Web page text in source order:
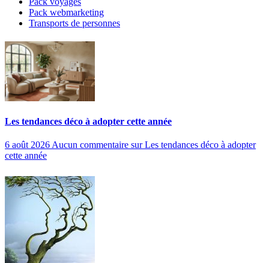
Pack webmarketing
Transports de personnes
Les tendances déco à adopter cette année
6 août 2026Aucun commentaire sur Les tendances déco à adopter
cette année